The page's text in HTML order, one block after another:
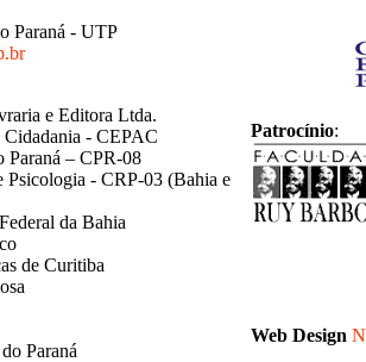
Patrocínio:
Web Design
Paraná - UTP
e Editora Ltda.
Cidadania - CEPAC
Paraná – CPR-08
Psicologia - CRP-03 (Bahia e
da Bahia
de Curitiba
Paraná